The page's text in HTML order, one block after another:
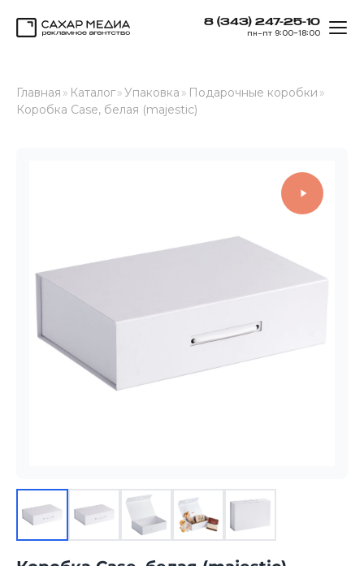
8 (343) 247-25-10
пн–пт 9:00–18:00
Главная » Каталог»Упаковка » Подарочные коробки »
Коробка Case, белая (majestic)